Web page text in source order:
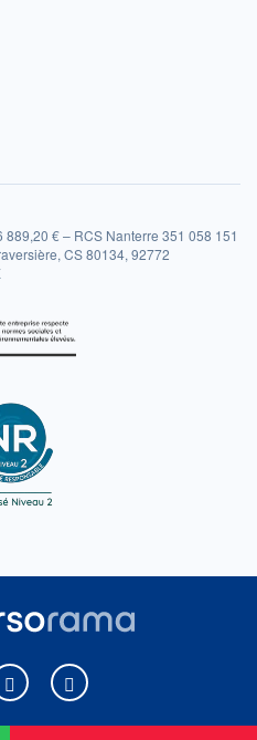
€ – RCS Nanterre 351 058 151
CS 80134, 92772
sur Facebook
Boursorama sur XBoursorama sur